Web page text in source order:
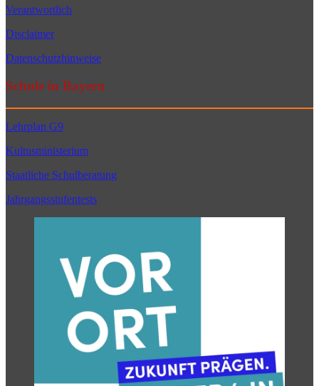
Verantwortlich
Disclaimer
Datenschutzhinweise
Schule in Bayern
Lehrplan G9
Kultusministerium
Staatliche Schulberatung
Jahrgangsstufentests